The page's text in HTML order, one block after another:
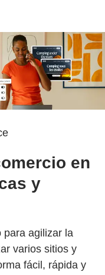
en
y
para agilizar la
varios sitios y
fácil, rápida y